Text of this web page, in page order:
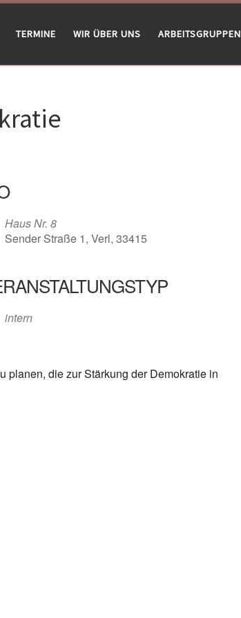
TERMINE WIR ÜBER UNS ARBEITSGRUPPEN
Haus Nr. 8
Sender Straße 1, Verl, 33415
intern
planen, die zur Stärkung der Demokratie in